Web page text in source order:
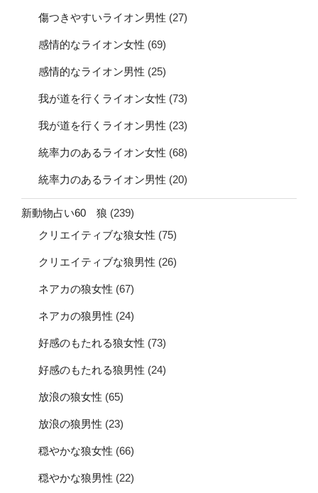
傷つきやすいライオン男性 (27)
感情的なライオン女性 (69)
感情的なライオン男性 (25)
我が道を行くライオン女性 (73)
我が道を行くライオン男性 (23)
統率力のあるライオン女性 (68)
統率力のあるライオン男性 (20)
新動物占い60 狼 (239)
クリエイティブな狼女性 (75)
クリエイティブな狼男性 (26)
ネアカの狼女性 (67)
ネアカの狼男性 (24)
好感のもたれる狼女性 (73)
好感のもたれる狼男性 (24)
放浪の狼女性 (65)
放浪の狼男性 (23)
穏やかな狼女性 (66)
穏やかな狼男性 (22)